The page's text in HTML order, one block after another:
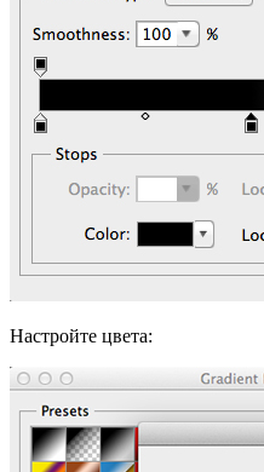
Настройте цвета: